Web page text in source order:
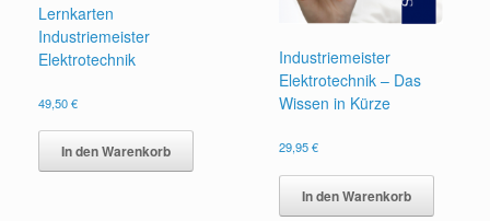
Lernkarten
Industriemeister
Elektrotechnik
49,50€
In den Warenkorb
Industriemeister
Elektrotechnik – Das
Wissen in Kürze
29,95€
In den Warenkorb